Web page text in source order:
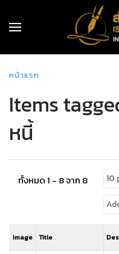
หน้าแรก
Items
หนี้
ทั้งหมด 1 - 8 จาก 8
Image Title